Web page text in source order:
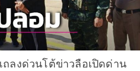
ลงด่วนโต้ข่าวลือเปิดด่าน